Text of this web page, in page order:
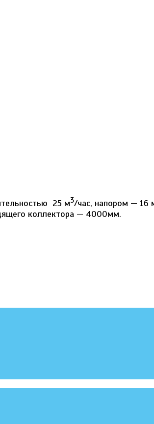
25 м3/час, напором — 16
коллектора — 4000мм.